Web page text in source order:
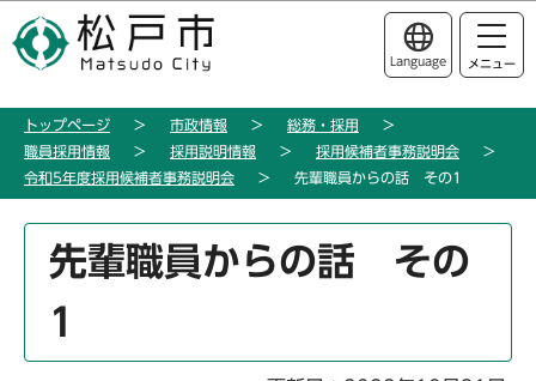
の
ー
このページの本文へ移動
Language メニュー
トップページ 市政情報
総務・採用
職員採用情報
採用説明情報
採用候補者事務説明会
令和5年度採用候補者事務説明会
先輩職員からの話 その1
か
先輩職員からの話 その
1